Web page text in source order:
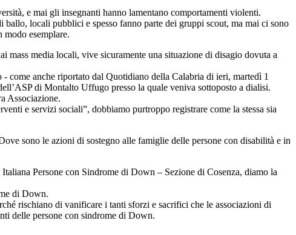
e mai gli insegnanti hanno lamentano comportamenti violenti.
locali pubblici e spesso fanno parte dei gruppi scout, ma mai ci sono
esemplare.
media locali, vive sicuramente una situazione di disagio dovuta a
come anche riportato dal Quotidiano della Calabria di ieri, martedì 1
di Montalto Uffugo presso la quale veniva sottoposto a dialisi.
Associazione.
e servizi sociali”, dobbiamo purtroppo registrare come la stessa sia
sono le azioni di sostegno alle famiglie delle persone con disabilità e in
Persone con Sindrome di Down – Sezione di Cosenza, diamo la
di Down.
rischiano di vanificare i tanti sforzi e sacrifici che le associazioni di
delle persone con sindrome di Down.